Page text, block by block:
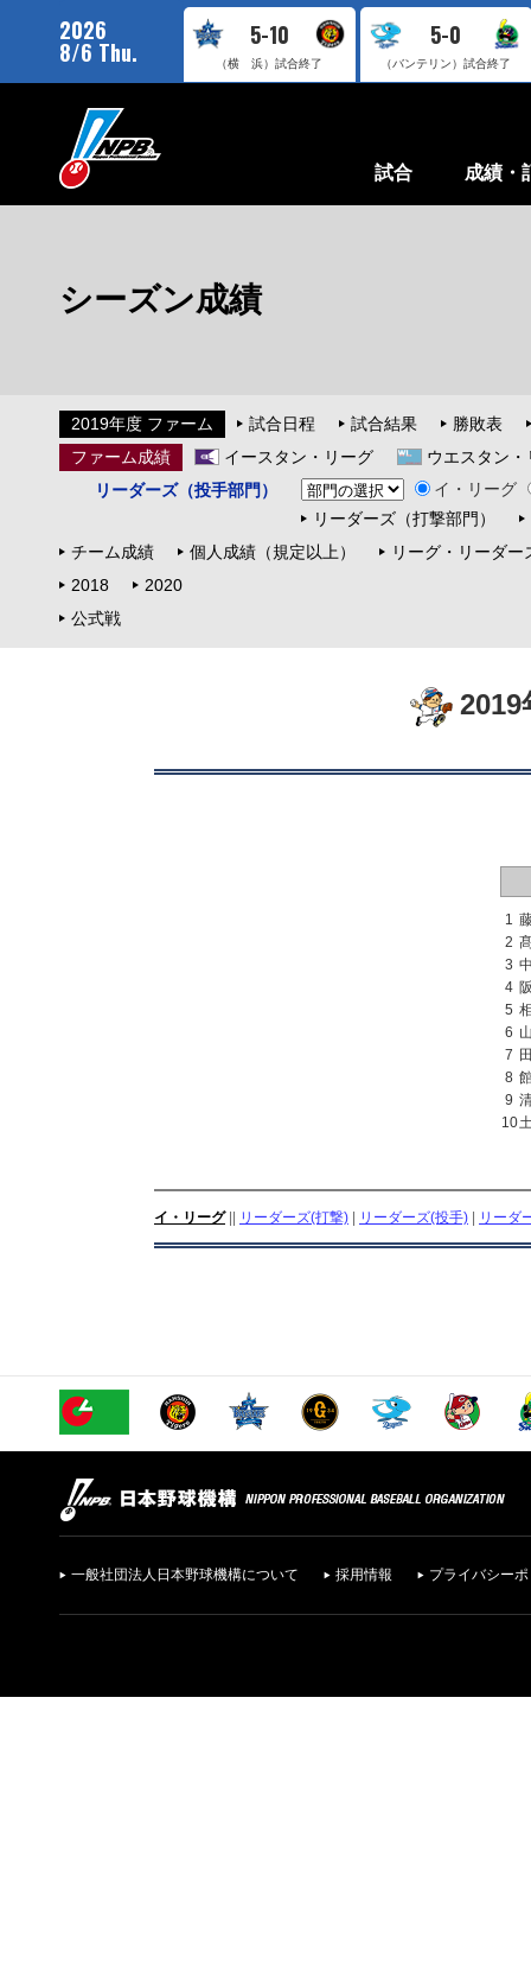
2026
8/6 Thu.
5-10
（横 浜）試合終了
5-0
（バンテリン）試合終了
試合 成績・
シーズン成績
2019年度 ファーム 試合日程 試合結果
勝敗表
ファーム成績
イースタン・リーグ
ウエスタン・
リーダーズ（投手部門）
イ・リーグ
リーダーズ（打撃部門）
チーム成績
個人成績（規定以上）
リーグ・リーダー
2018
2020
公式戦
2019
1
2
3
4
5
6
7
8
9
10
イ・リーグ|| リーダーズ(打撃) リーダーズ(投手) リーダ
一般社団法人日本野球機構について 採用情報 プライバシー